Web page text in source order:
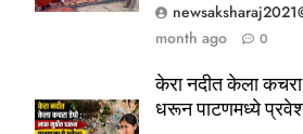
month ago
0
केरा नदीत केला
धरून पाटणमध्ये
दिवाळी गिफ्ट;
मंडळाची मंजुरी
ताज्या बातम्या महाराष्ट्र